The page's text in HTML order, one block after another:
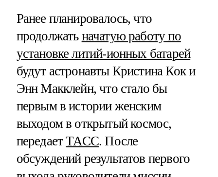
Ранее планировалось, что
продолжать начатую работу по
установке литий-ионных батарей
будут астронавты Кристина Кок и
Энн Макклейн, что стало бы
первым в истории женским
выходом в открытый космос,
передаетТАСС. После
обсуждений результатов первого